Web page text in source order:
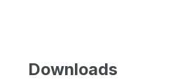
Downloads